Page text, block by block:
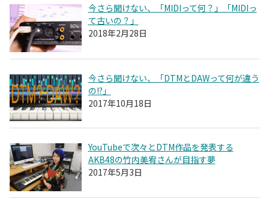
今さら聞けない、「MIDIって何？」「MIDIっ
て古いの？」
2018年2月28日
今さら聞けない、「DTMとDAWって何が違う
の!?」
2017年10月18日
YouTubeで次々とDTM作品を発表する
AKB48の竹内美宥さんが目指す夢
2017年5月3日